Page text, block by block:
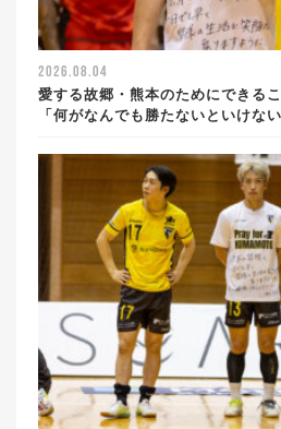
2026.08.04
愛する故郷・熊本のためにできる
「何がなんでも勝たないといけ